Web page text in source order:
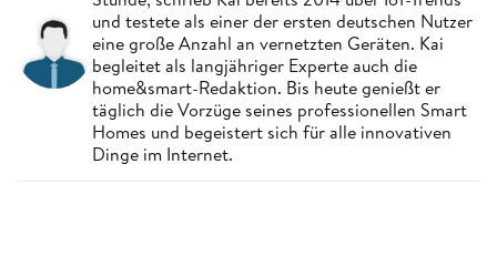
und testete als einer der ersten deutschen Nutzer
eine große Anzahl an vernetzten Geräten. Kai
begleitet als langjähriger Experte auch die
home&smart-Redaktion. Bis heute genießt er
täglich die Vorzüge seines professionellen Smart
Homes und begeistert sich für alle innovativen
Dinge im Internet.